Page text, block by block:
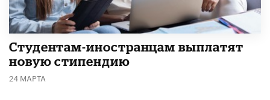
Студентам-иностранцам выплатят
новую стипендию
24 МАРТА